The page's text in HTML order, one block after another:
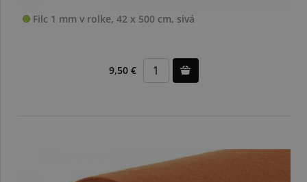
Filc 1 mm v rolke, 42 x 500 cm, sivá
9,50 €